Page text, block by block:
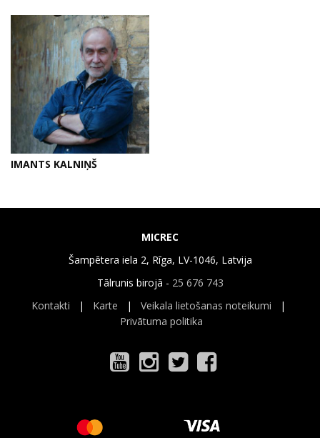
IMANTS KALNIŅŠ
MICREC
Šampētera iela 2, Rīga, LV-1046, Latvija
Tālrunis birojā - 25 676 743
Kontakti | Karte | Veikala lietošanas noteikumi |
Privātuma politika